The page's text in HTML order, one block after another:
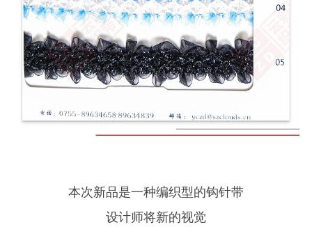
本次新品是一种编织型的钩针带
设计师将新的视觉